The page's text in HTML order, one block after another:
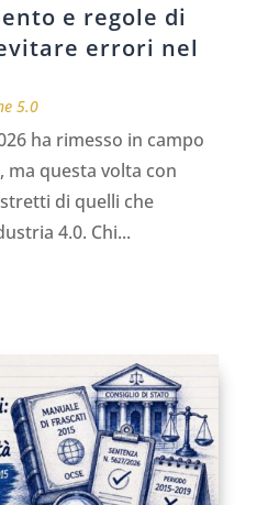
e regole di
errori nel
5.0
ha rimesso in campo
questa volta con
di quelli che
4.0. Chi...